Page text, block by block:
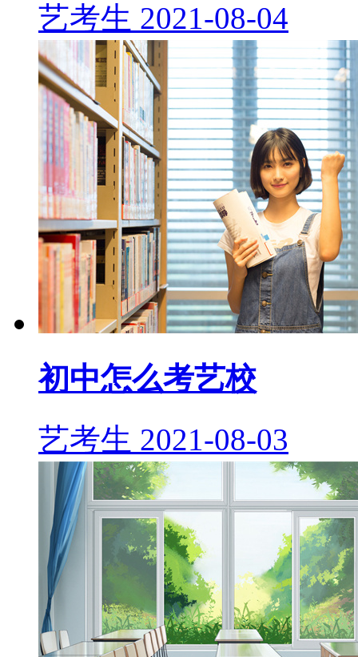
艺考生 2021-08-04
初中怎么考艺校
艺考生 2021-08-03